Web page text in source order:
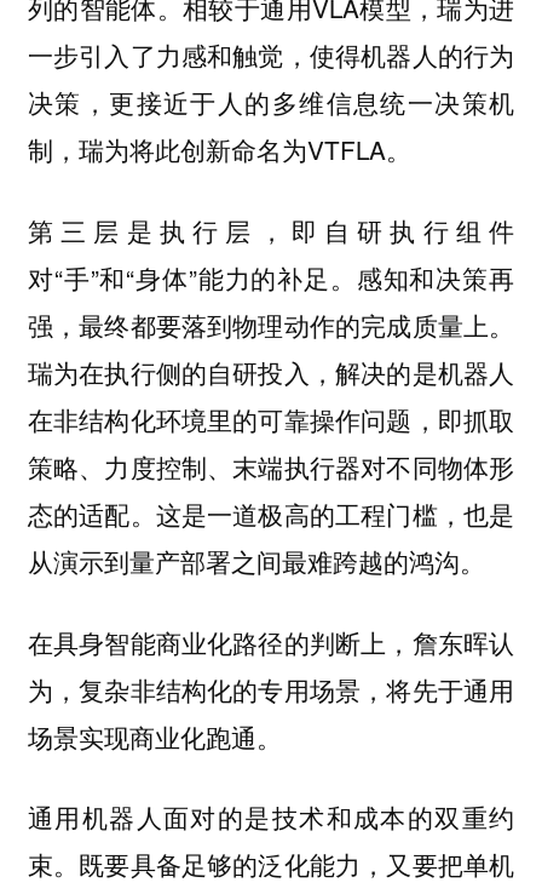
列的智能体。相较于通用VLA模型，瑞为进
一步引入了力感和触觉，使得机器人的行为
决策，更接近于人的多维信息统一决策机
制，瑞为将此创新命名为VTFLA。
第三层是执行层，即自研执行组件
对“手”和“身体”能力的补足。感知和决策再
强，最终都要落到物理动作的完成质量上。
瑞为在执行侧的自研投入，解决的是机器人
在非结构化环境里的可靠操作问题，即抓取
策略、力度控制、末端执行器对不同物体形
态的适配。这是一道极高的工程门槛，也是
从演示到量产部署之间最难跨越的鸿沟。
在具身智能商业化路径的判断上，詹东晖认
为，复杂非结构化的专用场景，将先于通用
场景实现商业化跑通。
通用机器人面对的是技术和成本的双重约
束。既要具备足够的泛化能力，又要把单机